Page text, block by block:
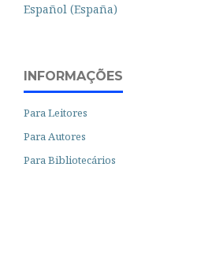
Español (España)
INFORMAÇÕES
Para Leitores
Para Autores
Para Bibliotecários